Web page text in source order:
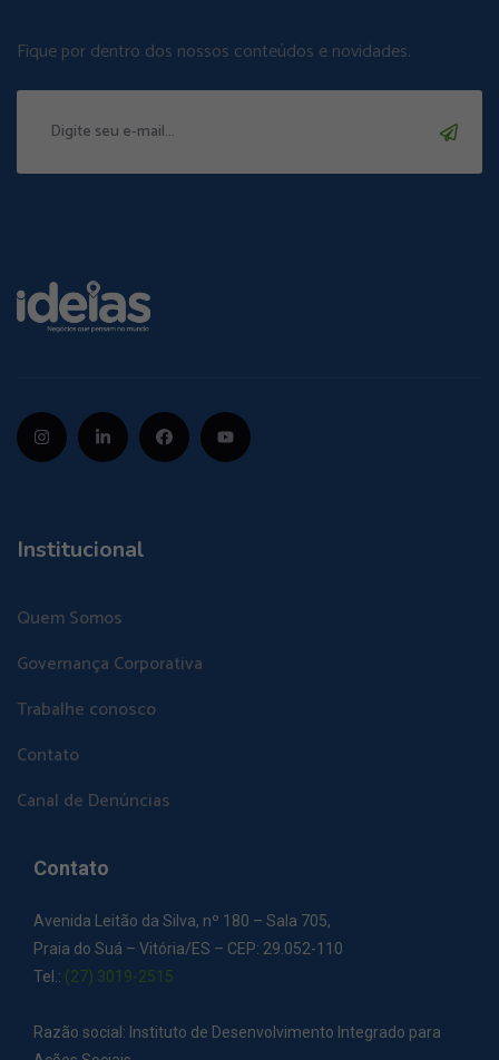
Fique por dentro dos nossos conteúdos e novidades.
Institucional
Quem Somos
Governança Corporativa
Trabalhe conosco
Contato
Canal de Denúncias
Contato
Avenida Leitão da Silva, nº 180 – Sala 705,
Praia do Suá – Vitória/ES – CEP: 29.052-110
Tel.: (27) 3019-2515
Razão social: Instituto de Desenvolvimento Integrado para